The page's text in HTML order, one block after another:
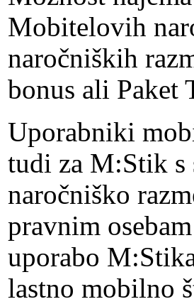
Mobitelovih
naročniških
bonus ali Paket
Uporabniki
tudi za M:Stik s
naročniško
pravnim
uporabo
lastno mobilno